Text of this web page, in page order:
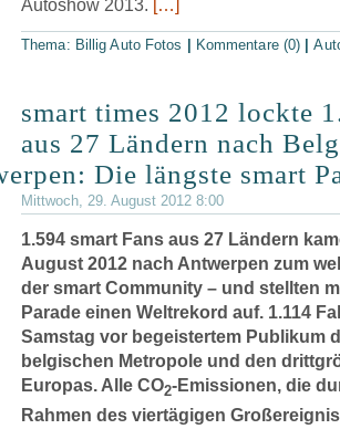
Autoshow 2013. […]
Thema: Billig Auto Fotos Kommentare (0) |
smart times 2012 lockte
aus 27 Ländern nach
Die längste smart
Mittwoch, 29. August 2012 8:00
1.594 smart Fans aus 27 Ländern
August 2012 nach Antwerpen zum
der smart Community – und stellten
Parade einen Weltrekord auf. 1.114
Samstag vor begeistertem Publikum
belgischen Metropole und den
Europas. Alle CO2-Emissionen, die
Rahmen des viertägigen